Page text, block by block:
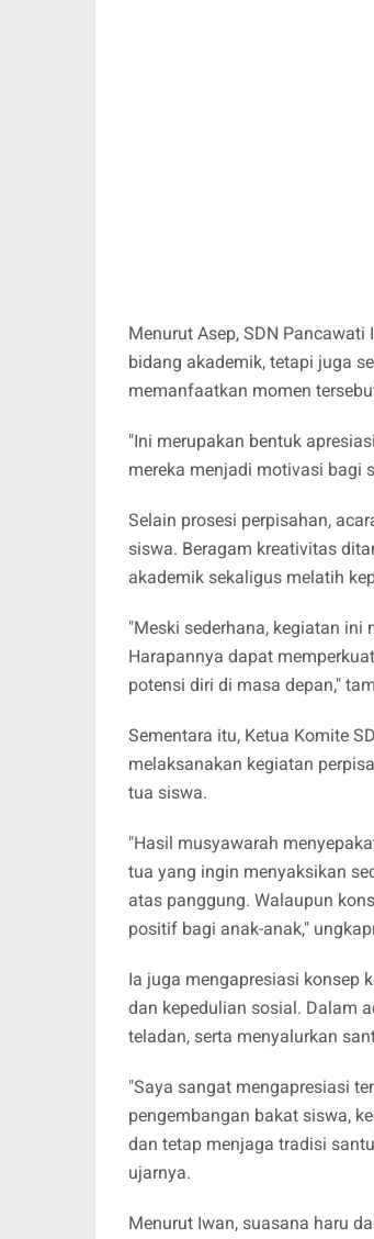
Menurut Asep, SDN
bidang akademik, tetapi juga
memanfaatkan momen
"Ini merupakan bentuk
mereka menjadi motivasi bagi
Selain prosesi perpisahan,
siswa. Beragam kreativitas
akademik sekaligus melatih
"Meski sederhana, kegiatan
Harapannya dapat
potensi diri di masa depan,"
Sementara itu, Ketua Komite
melaksanakan kegiatan
tua siswa.
"Hasil musyawarah
tua yang ingin menyaksikan
atas panggung. Walaupun
positif bagi anak-anak,"
Ia juga mengapresiasi konsep
dan kepedulian sosial. Dalam
teladan, serta menyalurkan
"Saya sangat mengapresiasi
pengembangan bakat siswa,
dan tetap menjaga tradisi
ujarnya.
Menurut Iwan, suasana haru